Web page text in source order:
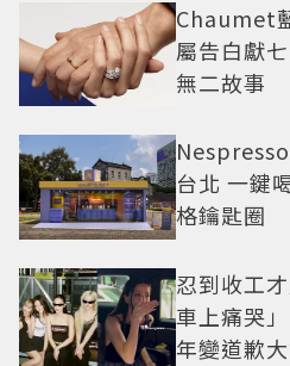
Chaumet
屬告白獻
無二故事
台北 一鍵
格鑰匙圈
忍到收工
車上痛哭
年變道歉